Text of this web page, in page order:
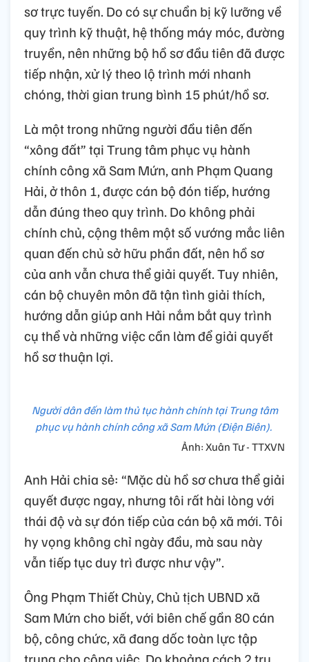
sơ trực tuyến. Do có sự chuẩn bị kỹ lưỡng về
quy trình kỹ thuật, hệ thống máy móc, đường
truyền, nên những bộ hồ sơ đầu tiên đã được
tiếp nhận, xử lý theo lộ trình mới nhanh
chóng, thời gian trung bình 15 phút/hồ sơ.
Là một trong những người đầu tiên đến
“xông đất” tại Trung tâm phục vụ hành
chính công xã Sam Mứn, anh Phạm Quang
Hải, ở thôn 1, được cán bộ đón tiếp, hướng
dẫn đúng theo quy trình. Do không phải
chính chủ, cộng thêm một số vướng mắc liên
quan đến chủ sở hữu phần đất, nên hồ sơ
của anh vẫn chưa thể giải quyết. Tuy nhiên,
cán bộ chuyên môn đã tận tình giải thích,
hướng dẫn giúp anh Hải nắm bắt quy trình
cụ thể và những việc cần làm để giải quyết
hồ sơ thuận lợi.
Người dân đến làm thủ tục hành chính tại Trung tâm
phục vụ hành chính công xã Sam Mứn (Điện Biên).
Ảnh: Xuân Tư - TTXVN
Anh Hải chia sẻ: “Mặc dù hồ sơ chưa thể giải
quyết được ngay, nhưng tôi rất hài lòng với
thái độ và sự đón tiếp của cán bộ xã mới. Tôi
hy vọng không chỉ ngày đầu, mà sau này
vẫn tiếp tục duy trì được như vậy”.
Ông Phạm Thiết Chùy, Chủ tịch UBND xã
Sam Mứn cho biết, với biên chế gần 80 cán
bộ, công chức, xã đang dốc toàn lực tập
trung cho công việc. Do khoảng cách 2 trụ